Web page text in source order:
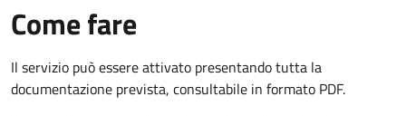
Come fare
Il servizio può essere attivato presentando tutta la
documentazione prevista, consultabile in formato PDF.